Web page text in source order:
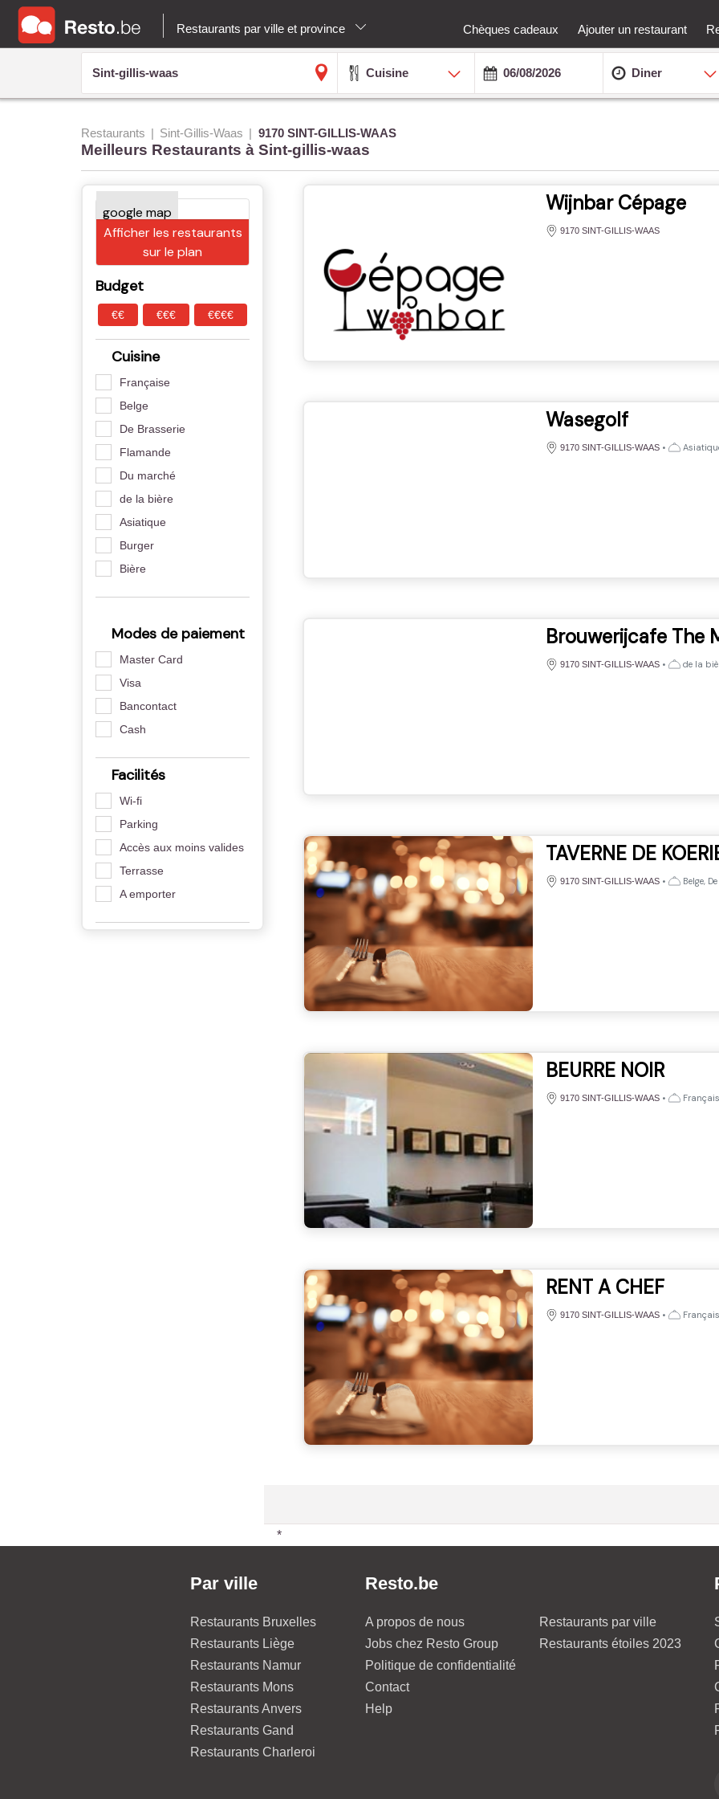
Restaurants par ville et province Chèques cadeaux Ajouter un restaurant
Cuisine Diner
Restaurants Sint-Gillis-Waas 9170 SINT-GILLIS-WAAS
Meilleurs Restaurants à Sint-gillis-waas
Afficher les restaurants
sur le plan
Budget
€€ €€€ €€€€
Cuisine
Française
Belge
De Brasserie
Flamande
Du marché
de la bière
Asiatique
Burger
Bière
Modes de paiement
Master Card
Visa
Bancontact
Cash
Facilités
Wi-fi
Parking
Accès aux moins valides
Terrasse
A emporter
Wijnbar Cépage
9170 SINT-GILLIS-WAAS
Wasegolf
9170 SINT-GILLIS-WAAS •
Brouwerijcafe The
9170 SINT-GILLIS-WAAS • de la
TAVERNE DE
9170 SINT-GILLIS-WAAS • Belge,
BEURRE NOIR
9170 SINT-GILLIS-WAAS •
RENT A CHEF
9170 SINT-GILLIS-WAAS •
*
Par ville
Restaurants Bruxelles
Restaurants Liège
Restaurants Namur
Restaurants Mons
Restaurants Anvers
Restaurants Gand
Restaurants Charleroi
Resto.be
A propos de nous
Jobs chez Resto Group
Politique de confidentialité
Contact
Help
Restaurants par ville
Restaurants étoiles 2023